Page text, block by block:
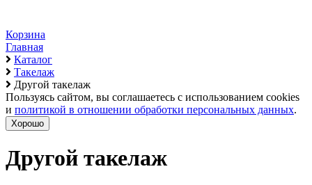
Корзина
Главная
Каталог
Такелаж
Другой такелаж
Пользуясь сайтом, вы соглашаетесь с использованием cookies
и политикой в отношении обработки персональных данных.
Хорошо
Другой такелаж